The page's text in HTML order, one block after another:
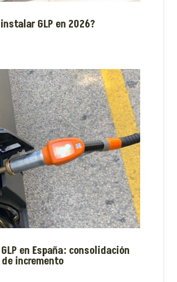
GLP en 2026?
en España: consolidación
incremento